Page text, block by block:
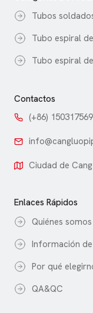
Tubos
Tubo espiral
Tubo espiral
Contactos
(+86)
Ciudad de
Enlaces Rápidos
Quiénes somos
Información
Por qué
QA&QC